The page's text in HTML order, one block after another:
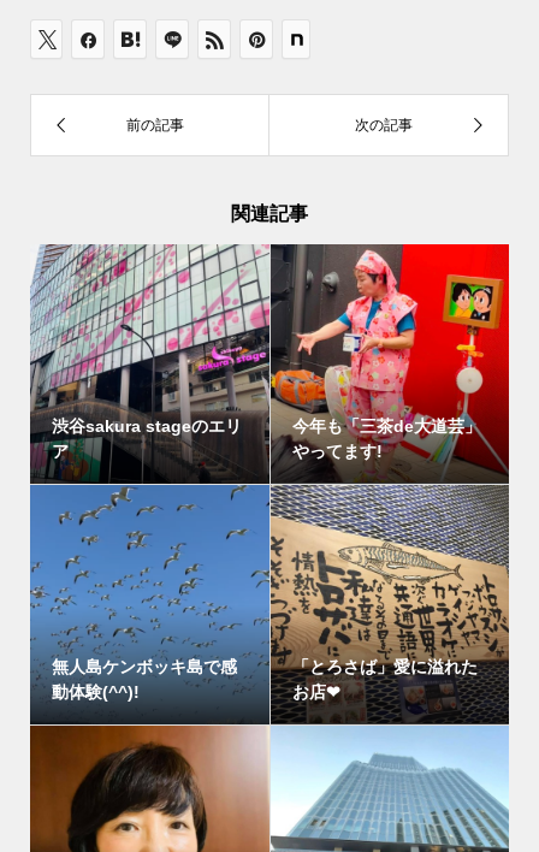
関連記事
渋谷sakura stageのエリ
ア
今年も「三茶de大道芸」
やってます!
無人島ケンボッキ島で感
動体験(^^)!
「とろさば」愛に溢れた
お店❤︎